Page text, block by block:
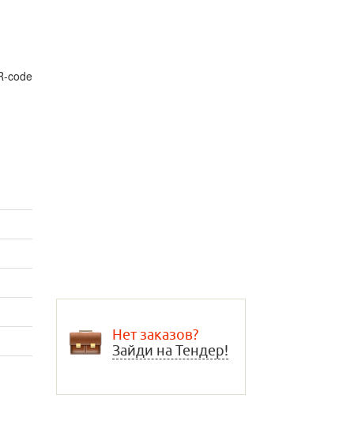
Нет заказов?
Зайди на Тендер!